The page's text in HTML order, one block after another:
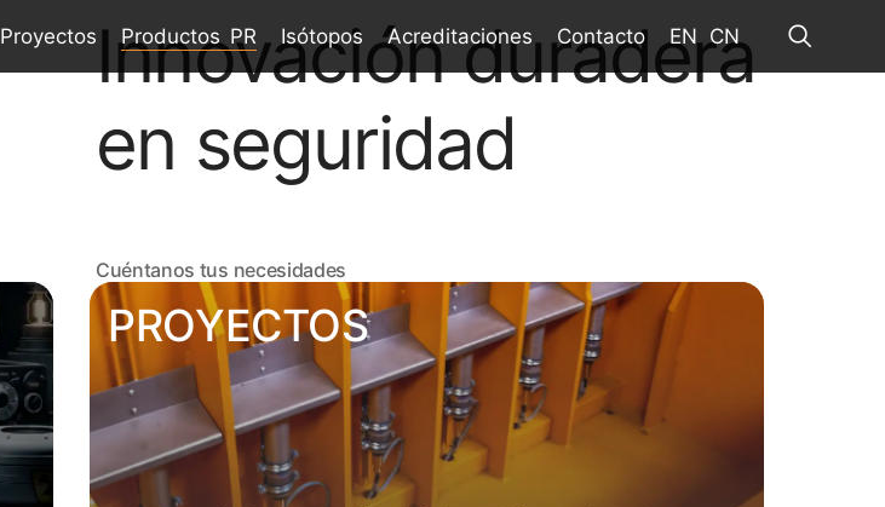
Proyectos Productos PR Isótopos Acreditaciones Contacto EN CN
Innovación duradera
en seguridad
Cuéntanos tus necesidades
PROYECTOS